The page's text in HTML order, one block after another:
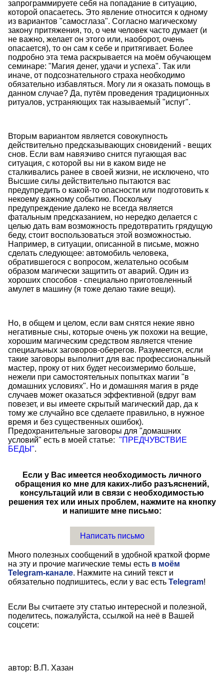
запрограммируете себя на попадание в ситуацию,
которой опасаетесь. Это явление относится к одному
из вариантов "самосглаза". Согласно магическому
закону притяжения, то, о чем человек часто думает (и
не важно, желает он этого или, наоборот, очень
опасается), то он сам к себе и притягивает. Более
подробно эта тема раскрывается на моём обучающем
семинаре: "Магия денег, удачи и успеха". Так или
иначе, от подсознательного страха необходимо
обязательно избавляться. Могу ли я оказать помощь в
данном случае? Да, путём проведения традиционных
ритуалов, устраняющих так называемый "испуг".
Вторым вариантом является совокупность
действительно предсказывающих сновидений - вещих
снов. Если вам навязчиво снится пугающая вас
ситуация, с которой вы ни в каком виде не
сталкивались ранее в своей жизни, не исключено, что
Высшие силы действительно пытаются вас
предупредить о какой-то опасности или подготовить к
некоему важному событию. Поскольку
предупреждение далеко не всегда является
фатальным предсказанием, но нередко делается с
целью дать вам возможность предотвратить грядущую
беду, стоит воспользоваться этой возможностью.
Например, в ситуации, описанной в письме, можно
сделать следующее: автомобиль человека,
обратившегося с вопросом, желательно особым
образом магически защитить от аварий. Один из
хороших способов - специально приготовленный
амулет в машину (я тоже делаю такие вещи).
Но, в общем и целом, если вам снятся некие явно
негативные сны, которые очень уж похожи на вещие,
хорошим магическим средством является чтение
специальных заговоров-оберегов. Разумеется, если
такие заговоры выполнит для вас профессиональный
мастер, проку от них будет несоизмеримо больше,
нежели при самостоятельных попытках магии "в
домашних условиях". Но и домашняя магия в ряде
случаев может оказаться эффективной (вдруг вам
повезет, и вы имеете скрытый магический дар, да к
тому же случайно все сделаете правильно, в нужное
время и без существенных ошибок).
Предохранительные заговоры для "домашних
условий" есть в моей статье: "ПРЕДЧУВСТВИЕ
БЕДЫ".
Если у Вас имеется необходимость личного
обращения ко мне для каких-либо разъяснений,
консультаций или в связи с необходимостью
решения тех или иных проблем, нажмите на кнопку
и напишите мне письмо:
Написать письмо
Много полезных сообщений в удобной краткой форме
на эту и прочие магические темы есть в моём
Telegram-канале. Нажмите на синий текст и
обязательно подпишитесь, если у вас есть Telegram!
Если Вы считаете эту статью интересной и полезной,
поделитесь, пожалуйста, ссылкой на неё в Вашей
соцсети:
автор: В.П. Хазан